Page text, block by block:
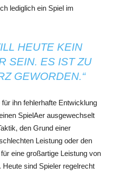
lediglich ein Spiel im
HEUTE KEIN
SEIN. ES IST ZU
GEWORDEN.“
ihn fehlerhafte Entwicklung
SpielAer ausgewechselt
den Grund einer
Leistung oder den
eine großartige Leistung von
sind Spieler regelrecht